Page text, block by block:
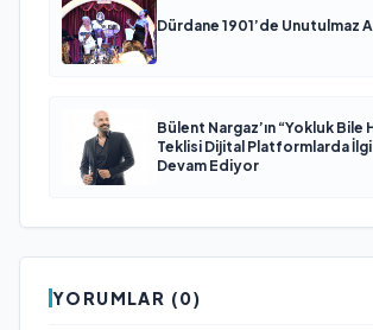
Dürdane 1901’de Unutulmaz
Bülent Nargaz’ın “Yokluk Bile
Teklisi Dijital Platformlarda
Devam Ediyor
YORUMLAR (0)